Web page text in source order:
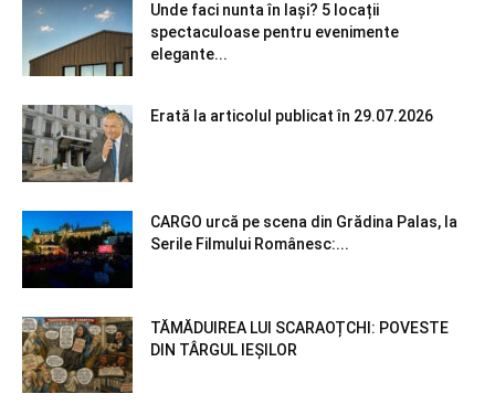
Unde faci nunta în Iași? 5 locații
spectaculoase pentru evenimente
elegante...
Erată la articolul publicat în 29.07.2026
CARGO urcă pe scena din Grădina Palas, la
Serile Filmului Românesc:...
TĂMĂDUIREA LUI SCARAOȚCHI: POVESTE
DIN TÂRGUL IEȘILOR